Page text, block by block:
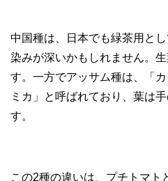
中国種は、日本でも緑茶用と
染みが深いかもしれません。
す。一方でアッサム種は、「
ミカ」と呼ばれており、葉は
す。
この2種の違いは、プチトマト